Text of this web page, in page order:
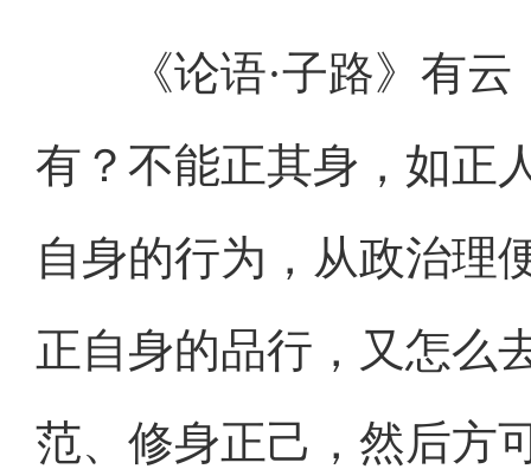
《论语·子路》有云
有？不能正其身，如正
自身的行为，从政治理
正自身的品行，又怎么
范、修身正己，然后方